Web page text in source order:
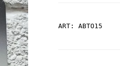
ART: АВТО15